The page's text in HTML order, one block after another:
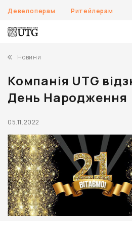
Девелоперам Ритейлерам
Новини
Компанія UTG
День Народження
05.11.2022